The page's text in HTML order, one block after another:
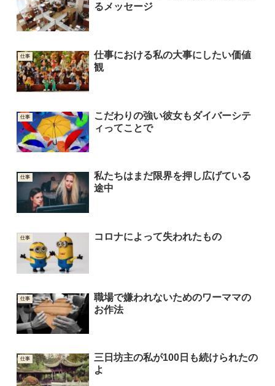
るメッセージ
仕事
仕事における私の大事にしたい価値
観
仕事
こだわりの強い彼女もダイバーシテ
ィってことで
仕事
私たちはまだ限界を押し広げている
途中
仕事 コロナによって失われたもの
仕事
職場で嫌われないためのワーママの
お作法
仕事
三日坊主の私が100日も続けられたの
よ